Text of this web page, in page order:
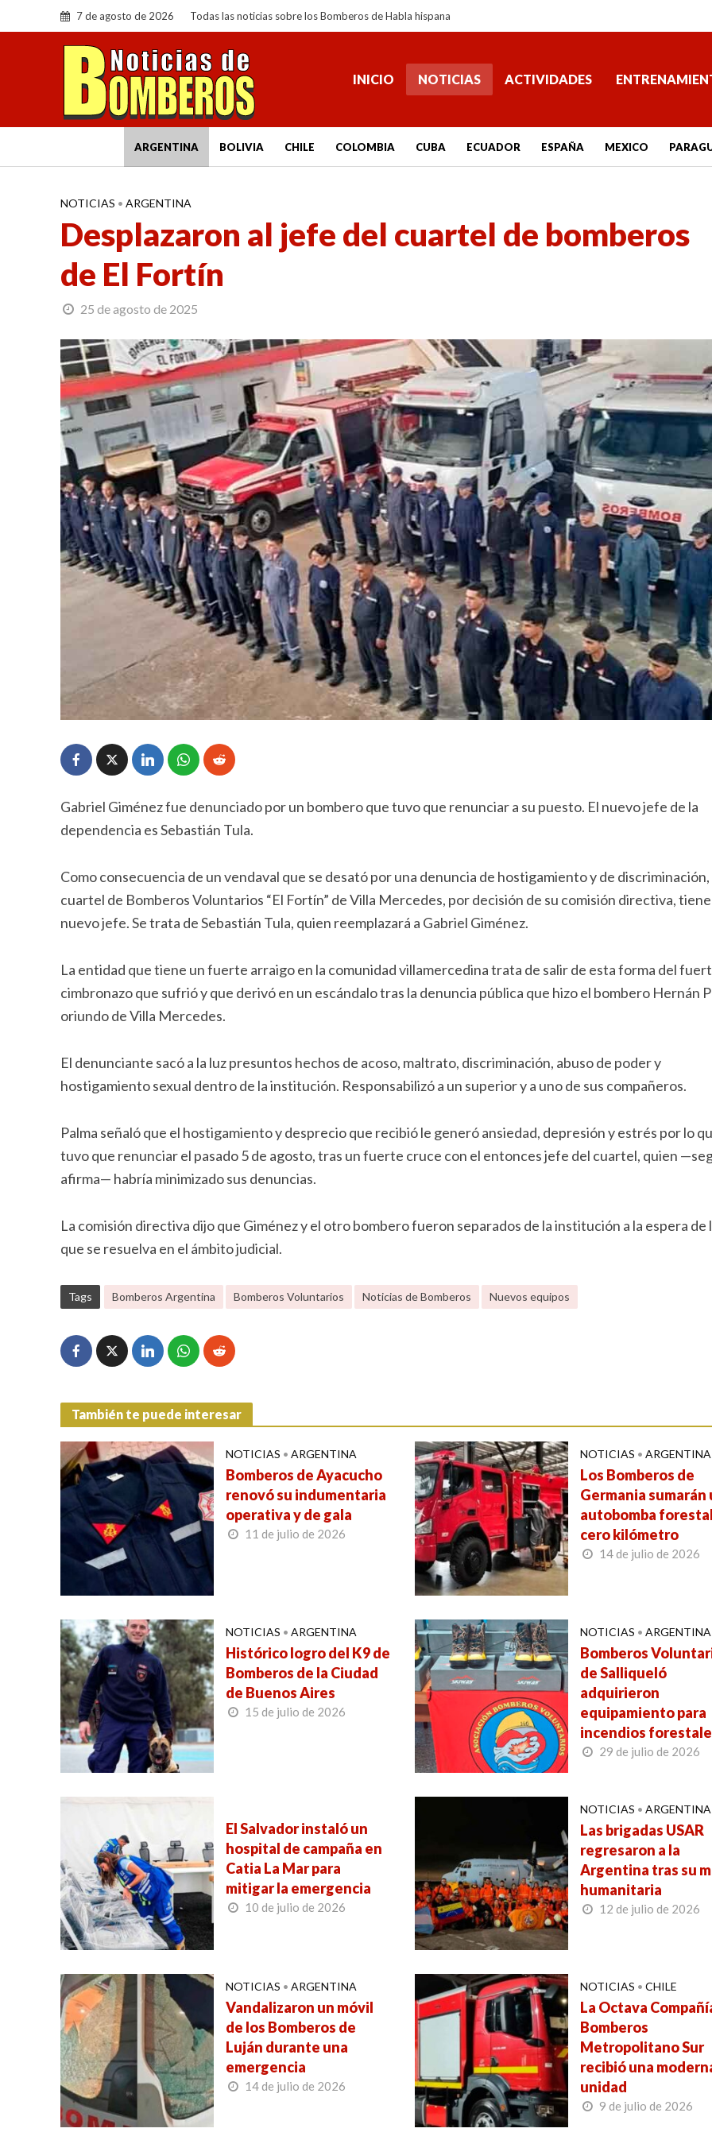
7 de agosto de 2026 Todas las noticias sobre los Bomberos de Habla hispana
INICIO NOTICIAS ACTIVIDADES
ARGENTINA BOLIVIA CHILE COLOMBIA CUBA ECUADOR ESPAÑA MEXICO
NOTICIAS • ARGENTINA
Desplazaron al jefe del cuartel de bomberos
de El Fortín
25 de agosto de 2025
Gabriel Giménez fue denunciado por un bombero que tuvo que renunciar a su puesto. El nuevo jefe de la
dependencia es Sebastián Tula.
Como consecuencia de un vendaval que se desató por una denuncia de hostigamiento y de discriminación,
cuartel de Bomberos Voluntarios “El Fortín” de Villa Mercedes, por decisión de su comisión directiva, tiene
nuevo jefe. Se trata de Sebastián Tula, quien reemplazará a Gabriel Giménez.
La entidad que tiene un fuerte arraigo en la comunidad villamercedina trata de salir de esta forma del
cimbronazo que sufrió y que derivó en un escándalo tras la denuncia pública que hizo el bombero Hernán
oriundo de Villa Mercedes.
El denunciante sacó a la luz presuntos hechos de acoso, maltrato, discriminación, abuso de poder y
hostigamiento sexual dentro de la institución. Responsabilizó a un superior y a uno de sus compañeros.
Palma señaló que el hostigamiento y desprecio que recibió le generó ansiedad, depresión y estrés por lo
tuvo que renunciar el pasado 5 de agosto, tras un fuerte cruce con el entonces jefe del cuartel, quien
afirma— habría minimizado sus denuncias.
La comisión directiva dijo que Giménez y el otro bombero fueron separados de la institución a la espera de
que se resuelva en el ámbito judicial.
Tags Bomberos Argentina Bomberos Voluntarios Noticias de Bomberos Nuevos equipos
También te puede interesar
NOTICIAS • ARGENTINA
Bomberos de Ayacucho
renovó su indumentaria
operativa y de gala
11 de julio de 2026
NOTICIAS • ARGENTINA
Los Bomberos de
Germania sumarán
autobomba forestal
cero kilómetro
14 de julio de 2026
NOTICIAS • ARGENTINA
Histórico logro del K9 de
Bomberos de la Ciudad
de Buenos Aires
15 de julio de 2026
NOTICIAS • ARGENTINA
Bomberos
de Salliqueló
adquirieron
equipamiento para
incendios
29 de julio de 2026
El Salvador instaló un
hospital de campaña en
Catia La Mar para
mitigar la emergencia
10 de julio de 2026
NOTICIAS • ARGENTINA
Las brigadas USAR
regresaron a la
Argentina tras su
humanitaria
12 de julio de 2026
NOTICIAS • ARGENTINA
Vandalizaron un móvil
de los Bomberos de
Luján durante una
emergencia
14 de julio de 2026
NOTICIAS • CHILE
La Octava
Bomberos
Metropolitano Sur
recibió una
unidad
9 de julio de 2026